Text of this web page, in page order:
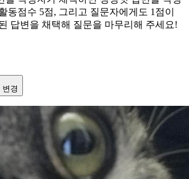
동점수 5점, 그리고 질문자에게도 1점이
답변을 채택해 질문을 마무리해 주세요!
변경